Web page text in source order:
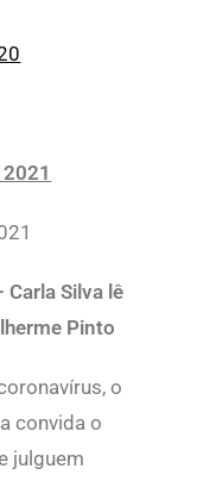
Carla Silva lê
Pinto
o
convida o
julguem